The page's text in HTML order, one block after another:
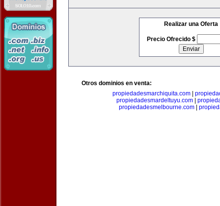
Realizar una Oferta
Precio Ofrecido $
Otros dominios en venta:
propiedadesmarchiquita.com|
propiedadesmardeltuyu.com
propiedadesmelbourne.com|